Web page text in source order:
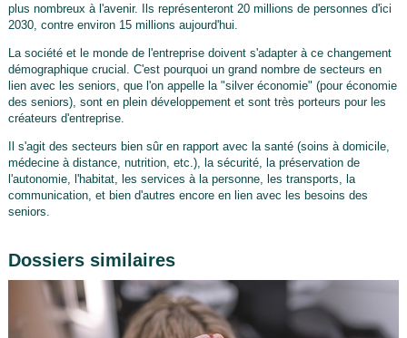
plus nombreux à l'avenir. Ils représenteront 20 millions de personnes d'ici
2030, contre environ 15 millions aujourd'hui.
La société et le monde de l'entreprise doivent s'adapter à ce changement
démographique crucial. C'est pourquoi un grand nombre de secteurs en
lien avec les seniors, que l'on appelle la "silver économie" (pour économie
des seniors), sont en plein développement et sont très porteurs pour les
créateurs d'entreprise.
Il s'agit des secteurs bien sûr en rapport avec la santé (soins à domicile,
médecine à distance, nutrition, etc.), la sécurité, la préservation de
l'autonomie, l'habitat, les services à la personne, les transports, la
communication, et bien d'autres encore en lien avec les besoins des
seniors.
Dossiers similaires